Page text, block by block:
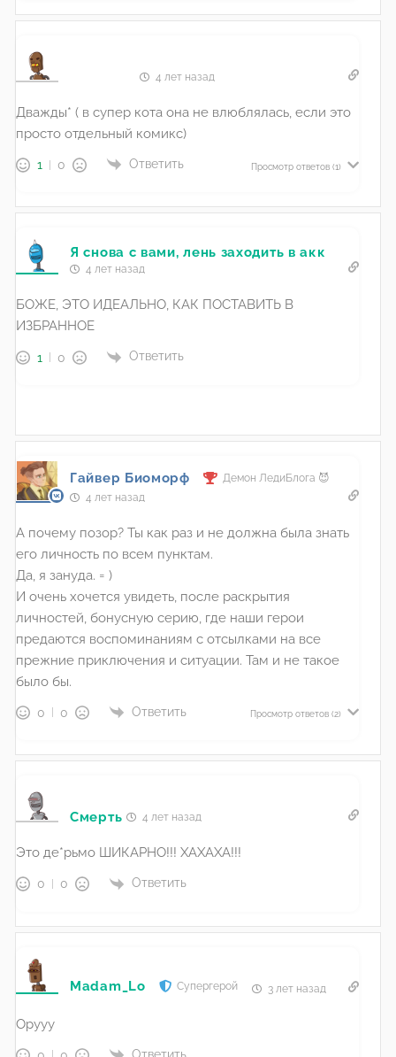
4 лет назад
Дважды* ( в супер кота она не влюблялась, если это
просто отдельный комикс)
1 0 Ответить Просмотр ответов (1)
Я снова с вами, лень заходить в акк
4 лет назад
БОЖЕ, ЭТО ИДЕАЛЬНО, КАК ПОСТАВИТЬ В
ИЗБРАННОЕ
1 0 Ответить
Гайвер Биоморф
Демон ЛедиБлога 😈
4 лет назад
А почему позор? Ты как раз и не должна была знать
его личность по всем пунктам.
Да, я зануда. = )
И очень хочется увидеть, после раскрытия
личностей, бонусную серию, где наши герои
предаются воспоминаниям с отсылками на все
прежние приключения и ситуации. Там и не такое
было бы.
0 0 Ответить Просмотр ответов (2)
Смерть 4 лет назад
Это де*рьмо ШИКАРНО!!! ХАХАХА!!!
0 0 Ответить
Madam_Lo Супергерой 3 лет назад
Орууу
Ответить